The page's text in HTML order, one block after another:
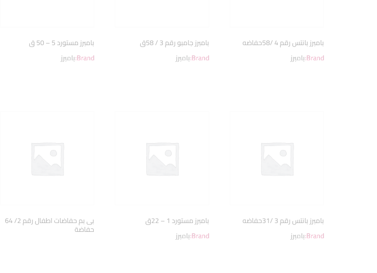
بامبرز بانتس رقم 4 /58حفاضه
Brand:بامبرز
بامبرز جامبو رقم 3 / 58ق
Brand:بامبرز
بامبرز مستورد 5 – 50 ق
Brand:بامبرز
بامبرز بانتس رقم 3 /31حفاضه
Brand:بامبرز
بامبرز مستورد 1 – 22ق
Brand:بامبرز
بى بم حفاضات اطفال رقم 2/ 64
حفاضة